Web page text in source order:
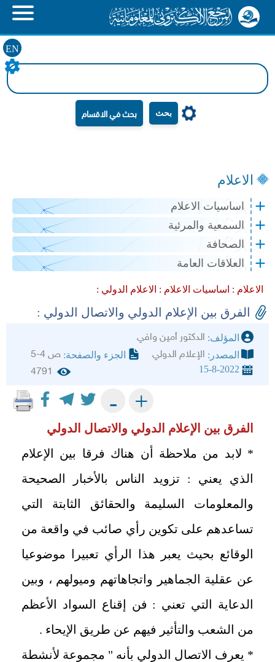
EN
بحث
الاعلام
اساسيات الاعلام
السمعية والمرئية
الصحافة
العلاقات العامة
الاعلام : اساسيات الاعلام : الاعلام الدولي :
الفرق بين الإعلام الدولي والاتصال الدولي :
المؤلف: الدكتور أمين وافي
المصدر: الإعلام الدولي الجزء والصفحة: ص 4-5
15-8-2022
4791
+
-
الفرق بين الإعلام الدولي والاتصال الدولي
* لابد من ملاحظة أن هناك فرقا بين الإعلام
الذي يعني : تزويد الناس بالأخبار الصحيحة
والمعلومات السليمة والحقائق الثابتة التي
تساعدهم على تكوين رأي صائب في واقعة من
الوقائع بحيث يعبر هذا الرأي تعبيرا موضوعيا
عن عقلية الجماهير واتجاهاتهم وميولهم ، وبين
الدعاية التي تعني : فن إقناع السواد الأعظم
من الشعب والتأثير فيهم عن طريق الإيحاء .
* يعرف الاتصال الدولي بأنه " مجموعة لأنشطة